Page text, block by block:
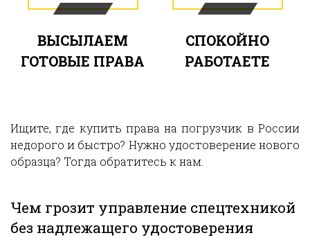
ВЫСЫЛАЕМ
ГОТОВЫЕ ПРАВА
СПОКОЙНО
РАБОТАЕТЕ
Ищите, где купить права на погрузчик в России
недорого и быстро? Нужно удостоверение нового
образца? Тогда обратитесь к нам.
Чем грозит управление спецтехникой
без надлежащего удостоверения